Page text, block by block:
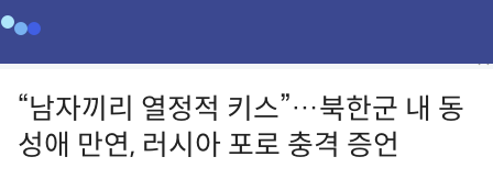
“남자끼리 열정적 키스”…북한군 내 동
성애 만연, 러시아 포로 충격 증언